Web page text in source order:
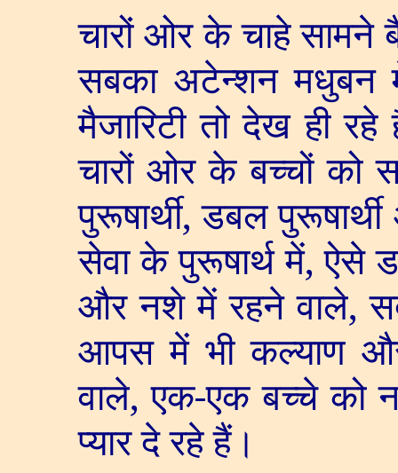
चारों ओर के चाहे सामने
सबका अटेन्शन मधुबन
मैजारिटी तो देख ही रहे
चारों ओर के बच्चों को
पुरूषार्थी,डबल
सेवा के पुरूषार्थ में,ऐसे
और नशे में रहने वाले,
आपस में भी कल्याण
वाले,एक-एक बच्चे को
प्यार दे रहे हैं।